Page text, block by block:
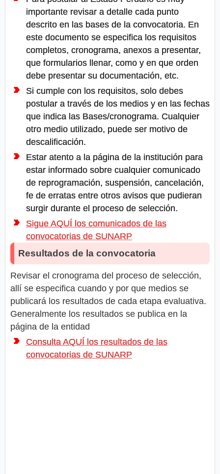
importante revisar a detalle cada punto
descrito en las bases de la convocatoria. En
este documento se especifica los requisitos
completos, cronograma, anexos a presentar,
que formularios llenar, como y en que orden
debe presentar su documentación, etc.
Si cumple con los requisitos, solo debes
postular a través de los medios y en las fechas
que indica las Bases/cronograma. Cualquier
otro medio utilizado, puede ser motivo de
descalificación.
Estar atento a la página de la institución para
estar informado sobre cualquier comunicado
de reprogramación, suspensión, cancelación,
fe de erratas entre otros avisos que pudieran
surgir durante el proceso de selección.
Sigue AQUÍ los comunicados de las
convocatorias de SUNARP
Resultados de la convocatoria
Revisar el cronograma del proceso de selección,
allí se especifica cuando y por que medios se
publicará los resultados de cada etapa evaluativa.
Generalmente los resultados se publica en la
página de la entidad
Consulta AQUÍ los resultados de las
convocatorias de SUNARP